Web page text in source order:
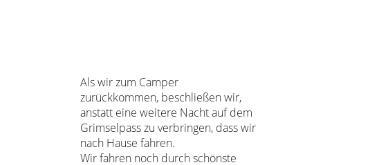
Als wir zum Camper
zurückkommen, beschließen wir,
anstatt eine weitere Nacht auf dem
Grimselpass zu verbringen, dass wir
nach Hause fahren.
Wir fahren noch durch schönste